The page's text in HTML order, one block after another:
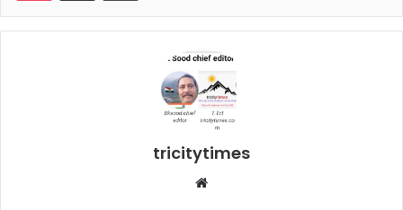
tricitytimes
Website